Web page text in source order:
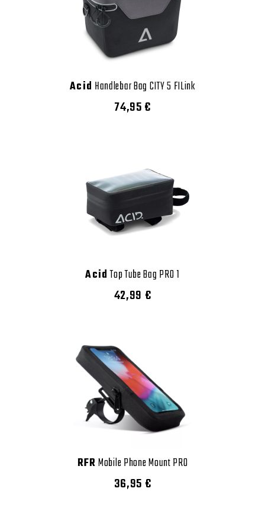
Acid Handlebar Bag CITY 5 FILink
74,95 €
AcidTop Tube Bag PRO 1
42,99 €
RFRMobile Phone Mount PRO
36,95 €